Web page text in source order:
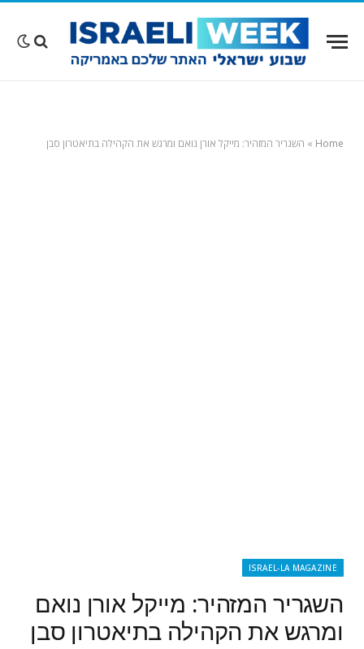
Home
» השגריר המזהיר: מייקל אורן נואם ומרגש את הקהילה בתיאטרון סבן
ISRAEL-LA MAGAZINE
השגריר המזהיר: מייקל אורן נואם
ומרגש את הקהילה בתיאטרון סבן